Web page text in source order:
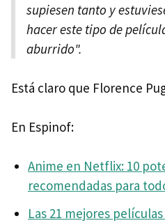
supiesen tanto y
hacer este tipo de
aburrido".
Está claro que Florence
En Espinof:
Anime en Netflix: 10
recomendadas para
Las 21 mejores